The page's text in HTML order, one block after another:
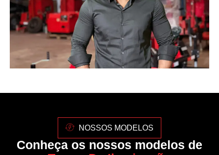
NOSSOS MODELOS
Conheça os nossos modelos de